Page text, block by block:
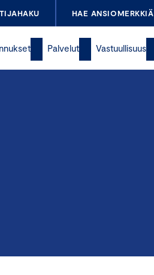
HAE ANSIOMERKKIÄ
Palvelut Vastuullisuus